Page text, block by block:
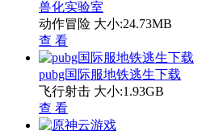
兽化实验室
动作冒险 大小:24.73MB
查 看
pubg国际服地铁逃生下载
飞行射击 大小:1.93GB
查 看